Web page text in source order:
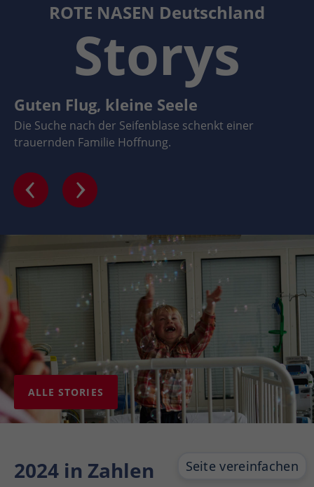
ROTE NASEN Deutschland
Storys
Guten Flug, kleine Seele
Die Suche nach der Seifenblase schenkt einer
trauernden Familie Hoffnung.
ALLE STORIES
2024 in Zahlen